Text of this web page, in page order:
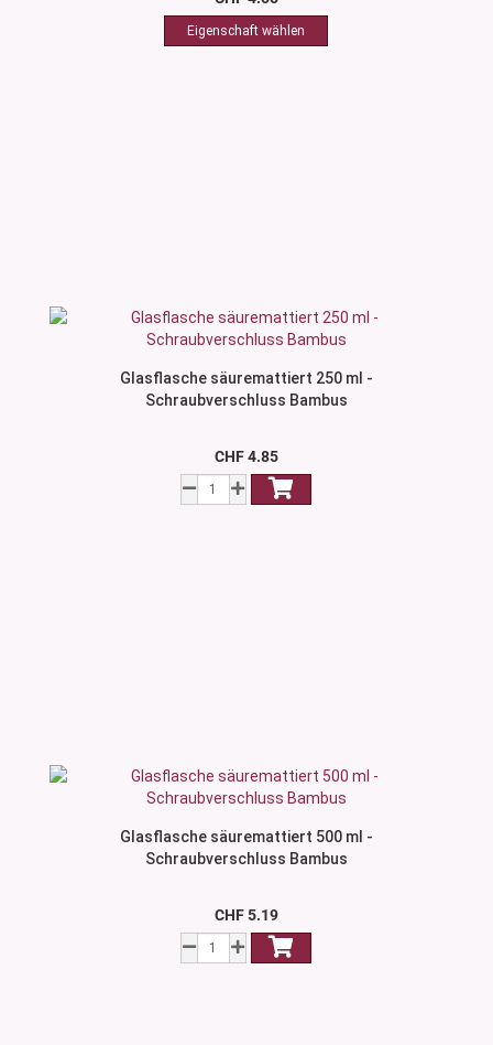
Glasflasche säuremattiert 250 ml -
Schraubverschluss Bambus
CHF 4.85
Glasflasche säuremattiert 500 ml -
Schraubverschluss Bambus
CHF 5.19